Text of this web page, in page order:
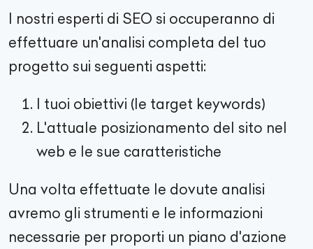
I nostri esperti di SEO si occuperanno di
effettuare un'analisi completa del tuo
progetto sui seguenti aspetti:
I tuoi obiettivi (le target keywords)
L'attuale posizionamento del sito nel
web e le sue caratteristiche
Una volta effettuate le dovute analisi
avremo gli strumenti e le informazioni
necessarie per proporti un piano d'azione